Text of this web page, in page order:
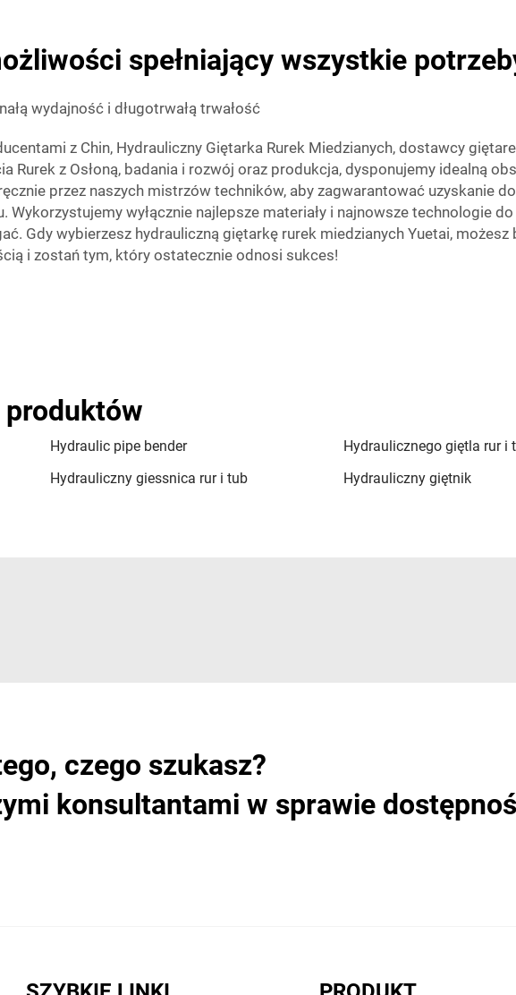
spełniający wszystkie
wydajność i długotrwałą trwałość
z Chin, Hydrauliczny Giętarka Rurek Miedzianych, dostawcy
Rurek z Osłoną, badania i rozwój oraz produkcja, dysponujemy idealną
przez naszych mistrzów techników, aby zagwarantować uzyskanie
Wykorzystujemy wyłącznie najlepsze materiały i najnowsze technologie
Gdy wybierzesz hydrauliczną giętarkę rurek miedzianych Yuetai,
i zostań tym, który ostatecznie odnosi sukces!
Hydraulic pipe bender Hydraulicznego giętla rur i
Hydrauliczny giessnica rur i tub Hydrauliczny giętnik
czego szukasz?
konsultantami w sprawie